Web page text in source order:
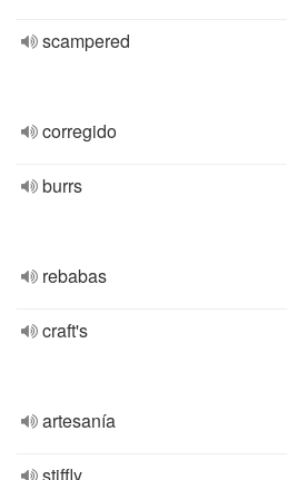
scampered
corregido
burrs
rebabas
craft's
artesanía